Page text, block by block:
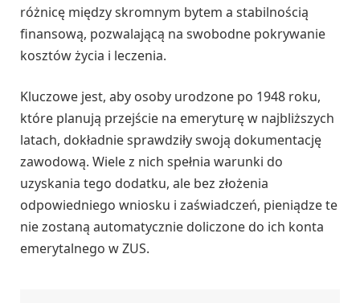
różnicę między skromnym bytem a stabilnością
finansową, pozwalającą na swobodne pokrywanie
kosztów życia i leczenia.
Kluczowe jest, aby osoby urodzone po 1948 roku,
które planują przejście na emeryturę w najbliższych
latach, dokładnie sprawdziły swoją dokumentację
zawodową. Wiele z nich spełnia warunki do
uzyskania tego dodatku, ale bez złożenia
odpowiedniego wniosku i zaświadczeń, pieniądze te
nie zostaną automatycznie doliczone do ich konta
emerytalnego w ZUS.